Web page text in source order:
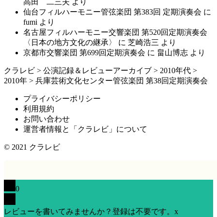
仙台フィルハーモニー管弦楽団 第383回 定期演奏会 に
fumi より
名古屋フィルハーモニー交響楽団 第520回定期演奏会
〈日本の地方文化の継承〉
に 芝崎浩三 より
京都市交響楽団 第699回定期演奏会 に 畠山博志 より
クラレビ > 公演記録＆レビューアーカイブ > 2010年代 >
2010年 > 兵庫芸術文化センター管弦楽団 第38回定期演奏会
プライバシーポリシー
利用規約
お問い合わせ
運営者情報と「クラレビ」について
© 2021 クラレビ
0
レビューを書いてみませんか？登録は不要です。 x